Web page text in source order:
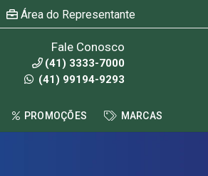
Área do Representante
Fale Conosco
(41) 3333-7000
(41) 99194-9293
PROMOÇÕES MARCAS